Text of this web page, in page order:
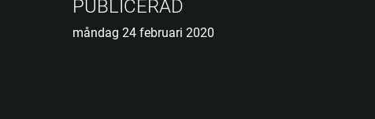
PUBLICERAD
måndag 24 februari 2020